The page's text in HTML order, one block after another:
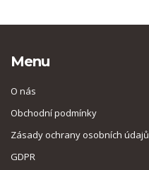
Menu
O nás
Obchodní podmínky
Zásady ochrany osobních údajů
GDPR